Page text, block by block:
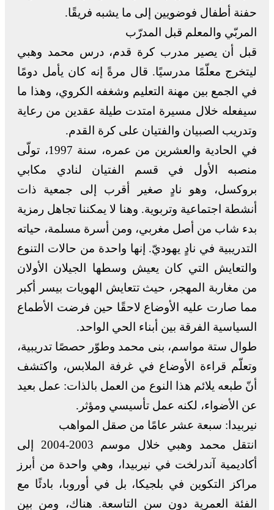
حفنة أطفال فوضويين إلى ما يشبه فريقًا.
المربّي والمعلم قبل المدرّب
قبل أن يصير مدرب كرة قدم، درس محمد وهبي
ليتخرج معلّمًا مدرسيًا. قال مرةً إنه كان يأمل دومًا
في الجمع بين مهنة التعليم وشغفه الكروي، وهذا ما
سيفعله خلال مسيرة امتدت طيلة عقدين من رعاية
وتدريب الصبيان والفتيان على كرة القدم.
في الحادية والعشرين من عمره، سنة 1997، تولّى
منصبه الأول في قسم الفتيان لنادي مكابي
بروكسل، وهو نادٍ صغير أقرب إلى جمعية ذات
أنشطة اجتماعية وتربوية. وهنا لا يمكننا تجاهل رمزية
بدء شاب من أصل مغربي، ومن أسرة مسلمة، حياته
التدريبية في نادٍ يهوديّ. إنها واحدة من حالات التنوع
والتعايش التي كان يعيش وسطها الجيلان الأولان
من مغاربة المهجر، حيث تتعايش الهويات بيسر أكبر
مما صارت عليه الأوضاع لاحقًا حين فرضت الأطماع
السياسية الفرقة بين أبناء الحي الواحد.
طوال ستة مواسم، بنى محمد وطوّر حصصًا تدريبية،
وتعلّم قراءة الأوضاع في غرفة الملابس، واكتشف
أنّ طبعه يلائم هذا النوع من العمل بالذات: عمل بعيد
عن الأضواء، لكنه عمل تأسيسي ومؤثر.
نيربيدا: سبعة عشر عامًا من صقل المواهب
انتقل محمد وهبي خلال موسم 2003-2004 إلى
أكاديمية آندرلخت في نيربيدا، وهي واحدة من أبرز
مراكز التكوين في بلجيكا، بل في أوروبا، بادئًا مع
الفئة العمرية دون سن التاسعة. هناك، ومن بين